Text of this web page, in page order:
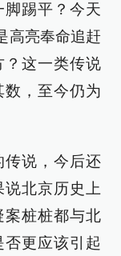
脚踢平？今天
高亮奉命追赶
？这一类传说
，至今仍为
传说，今后还
北京历史上
案桩桩都与北
更应该引起